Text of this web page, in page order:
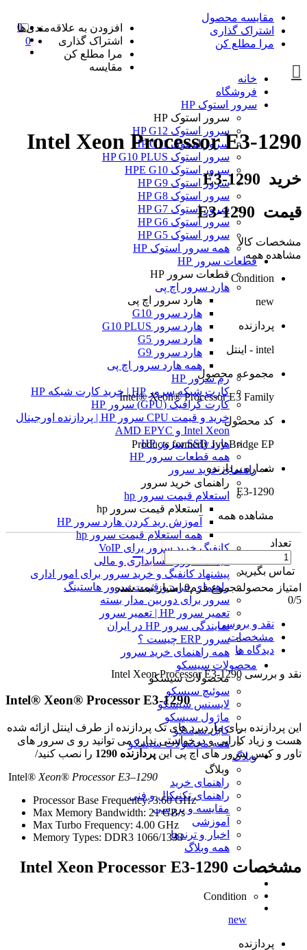
مقایسه محصول
اشتراک گذاری
مرا مطلع کن
0
0
خانه
فروشگاه
سرور استوک HP
سرور استوک HP
سرور استوک HP G12
سرور استوک HP G11
سرور استوک HP G10 PLUS
سرور استوک HPE G10
سرور استوک HP G9
سرور استوک HP G8
سرور استوک HP G7
سرور استوک HP G6
سرور استوک HP G5
همه سرور استوک HP
قطعات سرور HP
قطعات سرور HP
هارد سرور اچ پی
هارد سرور اچ پی
هارد سرور G10
هارد سرور G10 PLUS
هارد سرور G5
هارد سرور G9
همه هارد سرور اچ پی
رم سرور HP
کارت شبکه سرور HP | خرید کارت شبکه HP
کارت گرافیک (GPU) سرور HP
خرید و قیمت CPU سرور HP | پردازنده اورجینال
Intel Xeon و AMD EPYC
هارد SSD سرور HP
همه قطعات سرور HP
راهنمای خرید سرور
راهنمای خرید سرور
استعلام قیمت سرور hp
استعلام قیمت سرور hp
آموزش ريد كردن هارد سرور HP
همه استعلام قیمت سرور hp
کانفیگ خرید سرور برای VoIP
قیمت سرور حسابداری و مالی
پیشنهاد کانفیگ و خرید سرور برای امور اداری
راهنمای خرید و قیمت سرور هاستینگ
سرور برای دوربین مدار بسته
تعمیر سرور HP | تعمیر سرور
نمایندگی سرور HP در ایران
سرور ERP چیست ؟
همه راهنمای خرید سرور
محصولات سیسکو
محصولات سیسکو
سوئیچ سیسکو
لایسنس سیسکو
ماژول سیسکو
کابل سیسکو
همه محصولات سیسکو
وبلاگ
وبلاگ
راهنمای خرید
راهنمای تکنیکال و فنی
مقایسه و بررسی
آموزشی
اخبار و ترندها
همه وبلاگ
افزودن به علاقه‌مندی‌ها
اشتراک گذاری
مرا مطلع کن
مقایسه
Intel Xeon Processor E3-1290
خرید E3-1290
قیمت E3-1290
مشخصات کالا
مشاهده همه
Condition
new
پردازنده
intel - اینتل
مجموعه محصول
Intel® Xeon® Processor E3 Family
کد محصول
Products formerly Ivy Bridge EP
شماره پردازنده
E3-1290
مشاهده همه
تعداد
تماس بگیرید
امتیاز محصولمجموع فرم0امتیاز ثبت شده
0/5
نقد و بررسی
مشخصات
دیدگاه ها
نقد و بررسیIntel Xeon Processor E3-1290
Intel® Xeon® Processor E3-1290
این پردازنده برای ماردبرد های تک پردازنده از طرف اینتل ازائه شده
هست و زیاد کارایی و درخواستی ندارد می توانید رو ی سرور های
تاور و کیس سرور های اچ پی این پردازنده 1290
را نصب کنید/
Intel® Xeon® Processor E3–1290
Processor Base Frequency: 3.60 GHz
Max Memory Bandwidth: 21 GB/s
Max Turbo Frequency: 4.00 GHz
Memory Types: DDR3 1066/1333
مشخصات Intel Xeon Processor E3-1290
Condition
new
پردازنده